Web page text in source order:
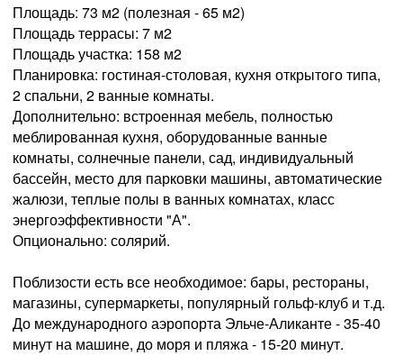
Площадь: 73 м2 (полезная - 65 м2)
Площадь террасы: 7 м2
Площадь участка: 158 м2
Планировка: гостиная-столовая, кухня открытого типа,
2 спальни, 2 ванные комнаты.
Дополнительно: встроенная мебель, полностью
меблированная кухня, оборудованные ванные
комнаты, солнечные панели, сад, индивидуальный
бассейн, место для парковки машины, автоматические
жалюзи, теплые полы в ванных комнатах, класс
энергоэффективности "А".
Опционально: солярий.
Поблизости есть все необходимое: бары, рестораны,
магазины, супермаркеты, популярный гольф-клуб и т.д.
До международного аэропорта Эльче-Аликанте - 35-40
минут на машине, до моря и пляжа - 15-20 минут.